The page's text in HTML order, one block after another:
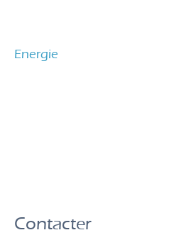
Energie
Contacter